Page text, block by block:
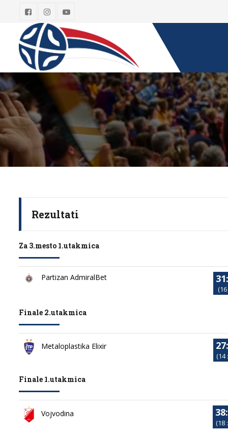
Rezultati
Za 3.mesto 1.utakmica
Partizan AdmiralBet
Finale 2.utakmica
Metaloplastika Elixir
(14
Finale 1.utakmica
Vojvodina
(18